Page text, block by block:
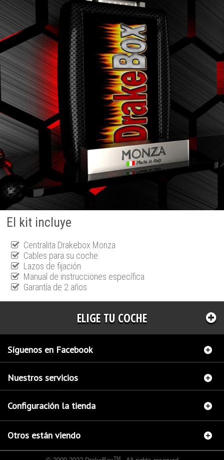
El kit incluye
Centralita Drakebox Monza
Cables para su coche
Lazos de fijación
Manual de instrucciones específica
Garantía de 2 años
ELIGE TU COCHE
Síguenos en Facebook
Nuestros servicios
Configuración la tienda
Otros están viendo
TM